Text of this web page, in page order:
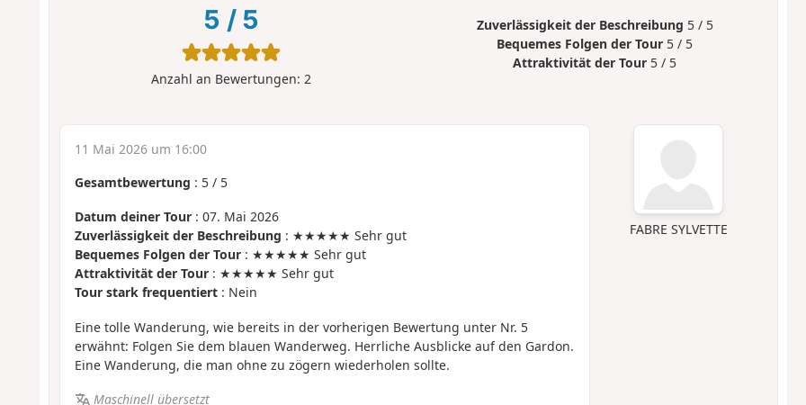
5 / 5
Anzahl an Bewertungen: 2
Zuverlässigkeit der Beschreibung 5 / 5
Bequemes Folgen der Tour 5 / 5
Attraktivität der Tour 5 / 5
FABRE SYLVETTE
11 Mai 2026 um 16:00
Gesamtbewertung : 5/ 5
Datum deiner Tour: 07. Mai 2026
Zuverlässigkeit der Beschreibung : ★★★★★ Sehr gut
Bequemes Folgen der Tour: ★★★★★ Sehr gut
Attraktivität der Tour: ★★★★★ Sehr gut
Tour stark frequentiert: Nein
Eine tolle Wanderung, wie bereits in der vorherigen Bewertung unter Nr. 5
erwähnt: Folgen Sie dem blauen Wanderweg. Herrliche Ausblicke auf den Gardon.
Eine Wanderung, die man ohne zu zögern wiederholen sollte.
Maschinell übersetzt